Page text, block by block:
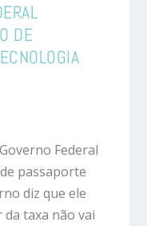
DE
Federal
passaporte
diz que ele
taxa não vai